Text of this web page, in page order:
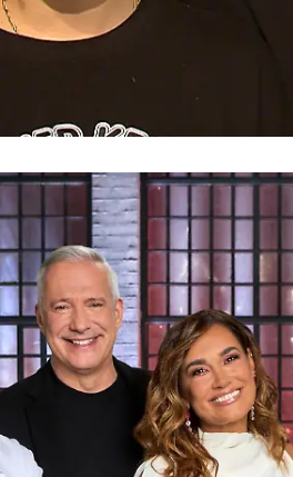
Grill den Henssler
Grill den Henssler: Neue
neue Promis am Herd